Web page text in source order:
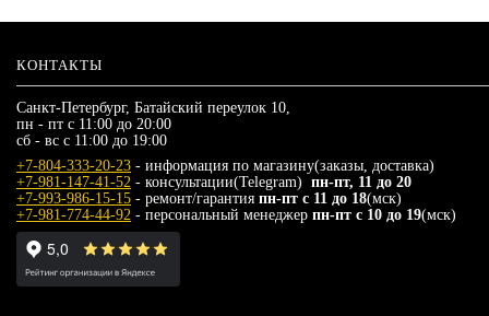
КОНТАКТЫ
Санкт-Петербург, Батайский переулок 10,
пн - пт с 11:00 до 20:00
сб - вс с 11:00 до 19:00
+7-804-333-20-23 - информация по магазину(заказы, доставка)
+7-981-147-41-52 - консультации(Telegram) пн-пт, 11 до 20
+7-993-986-15-15 - ремонт/гарантия пн-пт с 11 до 18(мск)
+7-981-774-44-92 - персональный менеджер пн-пт с 10 до 19(мск)